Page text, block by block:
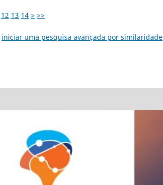
12 13 14 > >>
iniciar uma pesquisa avançada por similaridade